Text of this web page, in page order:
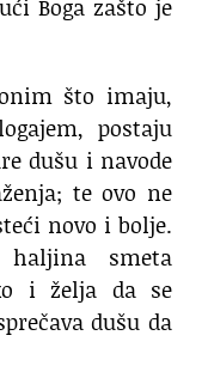
Boga zašto je
što imaju,
postaju
dušu i navode
te ovo ne
novo i bolje.
smeta
i želja da se
dušu da